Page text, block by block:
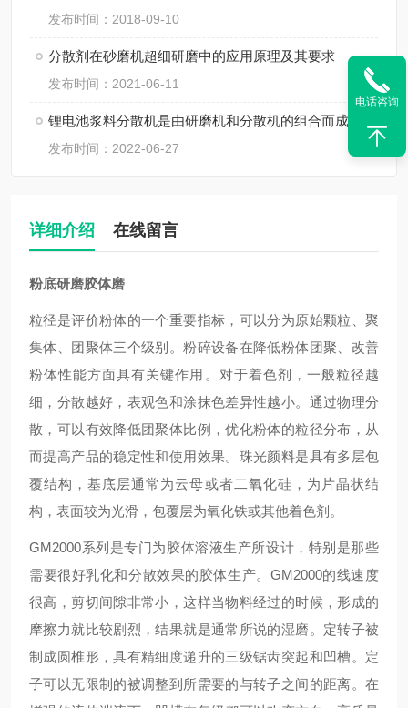
发布时间：2018-09-10
分散剂在砂磨机超细研磨中的应用原理及其要求
发布时间：2021-06-11
发布时间：2022-06-27
详细介绍 在线留言
粉底研磨胶体磨
粒径是评价粉体的一个重要指标，可以分为原始颗粒、聚
集体、团聚体三个级别。粉碎设备在降低粉体团聚、改善
粉体性能方面具有关键作用。对于着色剂，一般粒径越
细，分散越好，表观色和涂抹色差异性越小。通过物理分
散，可以有效降低团聚体比例，优化粉体的粒径分布，从
而提高产品的稳定性和使用效果。珠光颜料是具有多层包
覆结构，基底层通常为云母或者二氧化硅，为片晶状结
构，表面较为光滑，包覆层为氧化铁或其他着色剂。
GM2000系列是专门为胶体溶液生产所设计，特别是那些
需要很好乳化和分散效果的胶体生产。GM2000的线速度
很高，剪切间隙非常小，这样当物料经过的时候，形成的
摩擦力就比较剧烈，结果就是通常所说的湿磨。定转子被
制成圆椎形，具有精细度递升的三级锯齿突起和凹槽。定
子可以无限制的被调整到所需要的与转子之间的距离。在
电话咨询